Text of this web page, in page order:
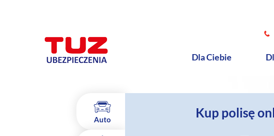
Dla Ciebie
Auto Kup polisę